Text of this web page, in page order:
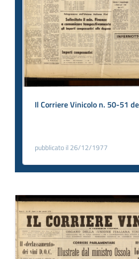
Il Corriere Vinicolo n. 50-51
pubblicato il 26/12/1977